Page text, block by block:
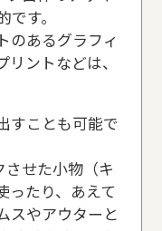
す。
のあるグラフィ
ントなどは、
すことも可能で
せた小物（キ
ったり、あえて
スやアウターと